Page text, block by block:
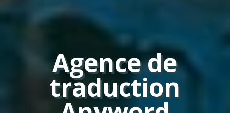
Agence de
traduction